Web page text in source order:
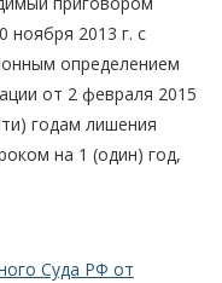
ноября 2013 г. с
определением
от 2 февраля 2015
годам лишения
на 1 (один) год,
Суда РФ от